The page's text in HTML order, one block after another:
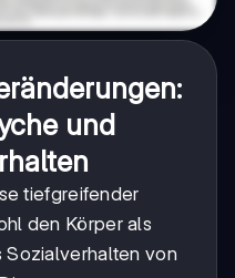
und
tiefgreifender
den Körper als
Sozialverhalten von